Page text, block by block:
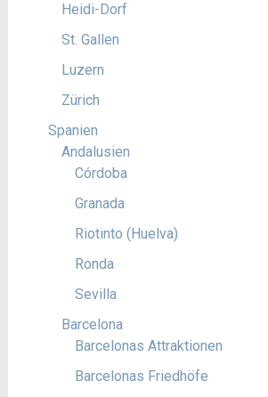
Heidi-Dorf
St. Gallen
Luzern
Zürich
Spanien
Andalusien
Córdoba
Granada
Riotinto (Huelva)
Ronda
Sevilla
Barcelona
Barcelonas Attraktionen
Barcelonas Friedhöfe